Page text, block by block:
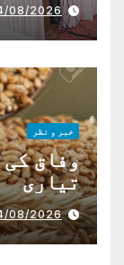
08/2026
خبر و نظر
تیاری
08/2026